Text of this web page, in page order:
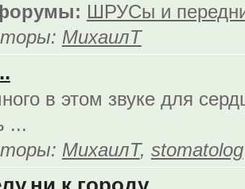
ШРУСы и
МихаилТ
в этом звуке для
...
МихаилТ, stomatolog